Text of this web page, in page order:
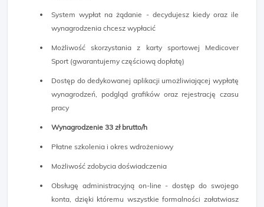
System wypłat na żądanie - decydujesz kiedy oraz ile
wynagrodzenia chcesz wypłacić
Możliwość skorzystania z karty sportowej Medicover
Sport (gwarantujemy częściową dopłatę)
Dostęp do dedykowanej aplikacji umożliwiającej wypłatę
wynagrodzeń, podgląd grafików oraz rejestrację czasu
pracy
Wynagrodzenie 33 zł brutto/h
Płatne szkolenia i okres wdrożeniowy
Możliwość zdobycia doświadczenia
Obsługę administracyjną on-line - dostęp do swojego
konta, dzięki któremu wszystkie formalności załatwiasz